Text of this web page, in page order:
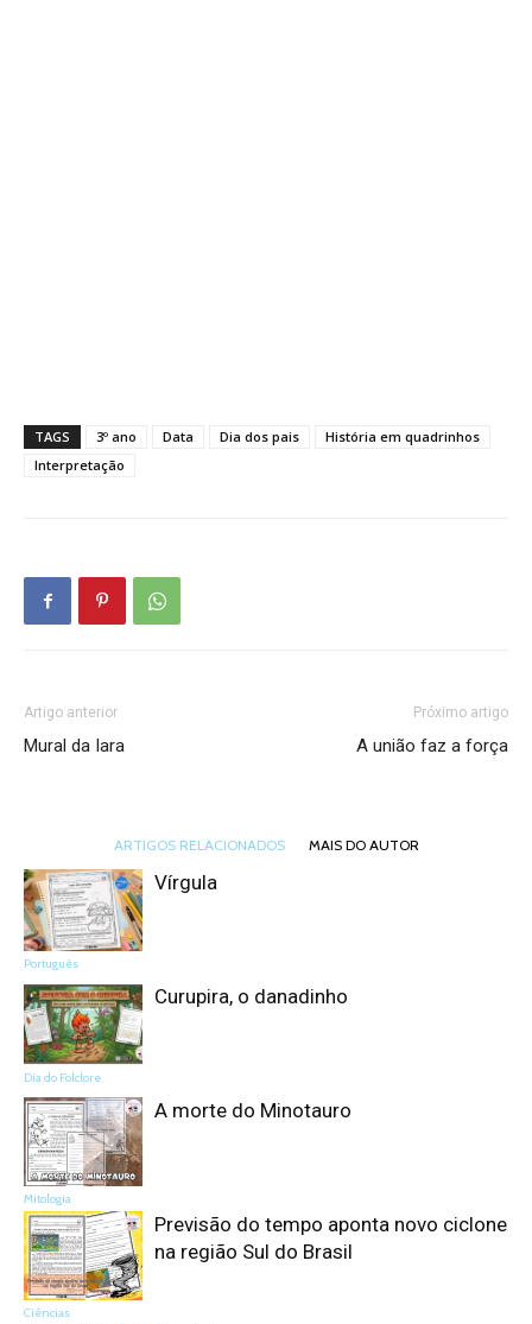
TAGS 3º ano Data Dia dos pais
História em quadrinhos
Interpretação
Artigo anterior
Mural da Iara
Próximo artigo
A união faz a força
ARTIGOS RELACIONADOS MAIS DO AUTOR
Português
Vírgula
Dia do Folclore
Curupira, o danadinho
Mitologia
A morte do Minotauro
Ciências
Previsão do tempo aponta novo ciclone
na região Sul do Brasil